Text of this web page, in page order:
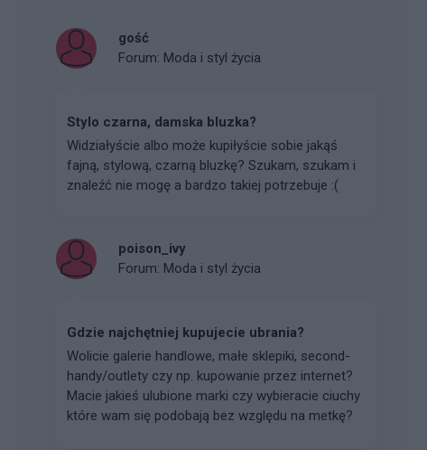
gość
Forum: Moda i styl życia
Stylo czarna, damska bluzka?
Widziałyście albo może kupiłyście sobie jakąś
fajną, stylową, czarną bluzkę? Szukam, szukam i
znaleźć nie mogę a bardzo takiej potrzebuje :(
poison_ivy
Forum: Moda i styl życia
Gdzie najchętniej kupujecie ubrania?
Wolicie galerie handlowe, małe sklepiki, second-
handy/outlety czy np. kupowanie przez internet?
Macie jakieś ulubione marki czy wybieracie ciuchy
które wam się podobają bez względu na metkę?